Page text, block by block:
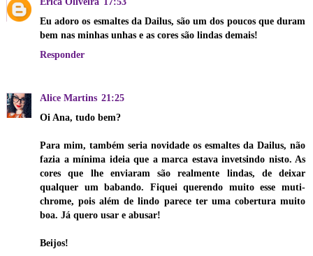
Eu adoro os esmaltes da Dailus, são um dos poucos que duram
bem nas minhas unhas e as cores são lindas demais!
Responder
Alice Martins 21:25
Oi Ana, tudo bem?
Para mim, também seria novidade os esmaltes da Dailus, não
fazia a mínima ideia que a marca estava invetsindo nisto. As
cores que lhe enviaram são realmente lindas, de deixar
qualquer um babando. Fiquei querendo muito esse muti-
chrome, pois além de lindo parece ter uma cobertura muito
boa. Já quero usar e abusar!
Beijos!